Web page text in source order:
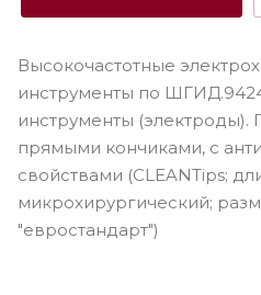
Высокочастотные
инструменты по
инструменты (электроды).
прямыми кончиками, с
свойствами (CLEANTips;
микрохирургический;
"евростандарт")